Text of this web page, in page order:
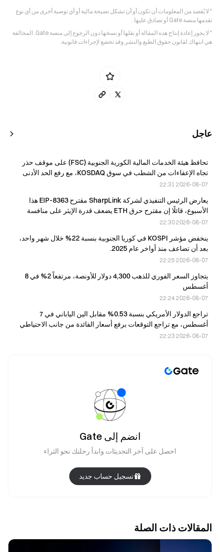
* لا يُقصد من المعلومات أن تكون أو أن تشكل نصيحة مالية أو أي توصية أخرى من أي نوع
تقدمها منصة Gate أو تصادق عليها .
* لا يجوز إعادة إنتاج هذه المقالة أو نقلها أو نسخها دون الرجوع إلى منصة Gate. المخالفة
هي انتهاك لقانون حقوق الطبع والنشر وقد تخضع لإجراءات قانونية.
عاجل
تحافظ هيئة الخدمات المالية الكورية الجنوبية (FSC) على موقف حذر
تجاه الإعفاءات من الشطب في سوق KOSDAQ، مع رفع الحد الأدنى
للقيمة السوقية إلى 20 مليار وون.
2026-08-07 22:31
يعارض الرئيس التنفيذي لشركة SharpLink مقترح EIP-8363 هذا
الأسبوع، قائلًا إن مقترح حرق ETH يضعف قدرة الإيثر على منافسة
Bitcoin
2026-08-07 22:30
ينخفض مؤشر KOSPI في كوريا الجنوبية بنسبة 22% خلال شهر واحد،
بعد أن تضاعف منذ أواخر عام 2025.
2026-08-07 22:25
يتجاوز السعر الفوري للذهب 4,300 دولار للأونصة، مرتفعاً 2% في 8
أغسطس
2026-08-07 22:24
تراجع الدولار الأمريكي بنسبة 0.53% مقابل الين الياباني في 7
أغسطس، مع تراجع التوقعات برفع أسعار الفائدة من جانب الاحتياطي
الفيدرالي بسبب ضعف بيانات الوظائف.
2026-08-07 22:23
انضم إلى Gate
احصل على آخر التحديثات وابدأ رحلتك نحو الثراء
تسجيل حساب جديد
المقالات ذات الصلة